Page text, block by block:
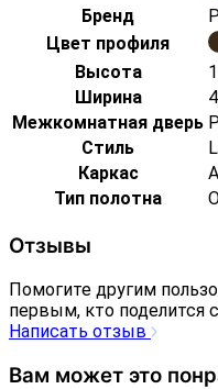
Бренд
Цвет профиля
Высота
Ширина
Межкомнатная дверь
Стиль
Каркас
Тип полотна
Отзывы
Помогите другим
первым, кто поделится
Написать отзыв
Вам может это